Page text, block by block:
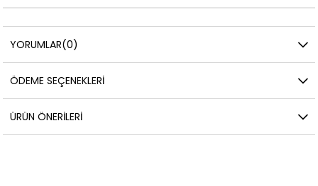
YORUMLAR(0)
ÖDEME SEÇENEKLERI
ÜRÜN ÖNERILERI